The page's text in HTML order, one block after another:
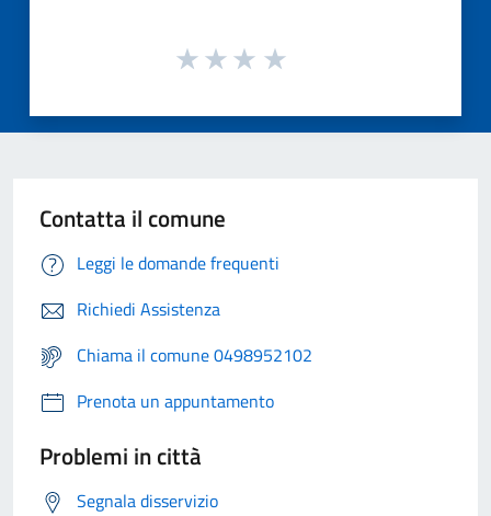
Contatta il comune
Leggi le domande frequenti
Richiedi Assistenza
Chiama il comune 0498952102
Prenota un appuntamento
Problemi in città
Segnala disservizio